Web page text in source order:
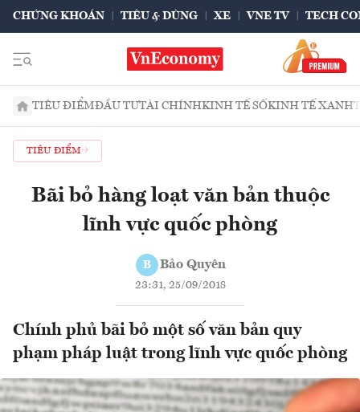
CHỨNG KHOÁN TIÊU & DÙNG XE VNE TV TECH
TIÊU ĐIỂMĐẦU TƯTÀI CHÍNHKINH TẾ SỐKINH TẾ XANH
TIÊU ĐIỂM
Bãi bỏ hàng loạt văn bản thuộc
lĩnh vực quốc phòng
B Bảo Quyên
23:31, 25/09/2018
Chính phủ bãi bỏ một số văn bản quy
phạm pháp luật trong lĩnh vực quốc phòng